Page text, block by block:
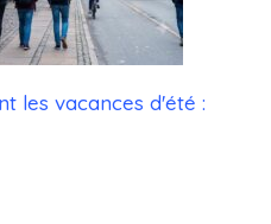
les vacances d'été :